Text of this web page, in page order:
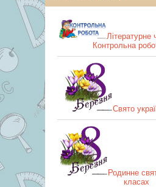
Літературне
Контрольна
Свято
Родинне
класах